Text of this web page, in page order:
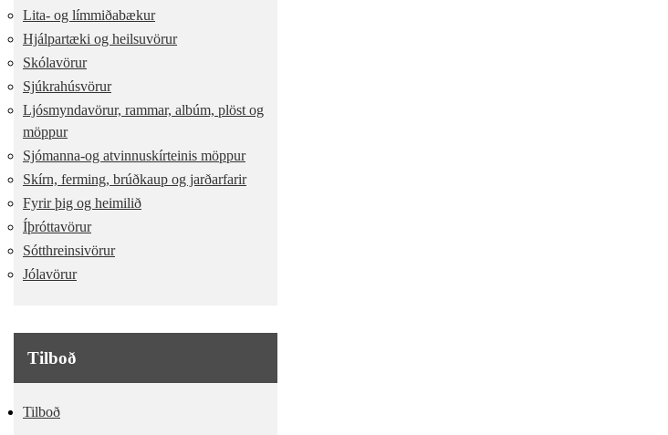
Lita- og límmiðabækur
Hjálpartæki og heilsuvörur
Skólavörur
Sjúkrahúsvörur
Ljósmyndavörur, rammar, albúm, plöst og
möppur
Sjómanna-og atvinnuskírteinis möppur
Skírn, ferming, brúðkaup og jarðarfarir
Fyrir þig og heimilið
Íþróttavörur
Sótthreinsivörur
Jólavörur
Tilboð
Tilboð